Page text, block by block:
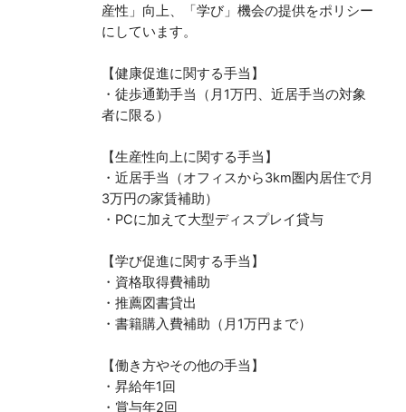
産性」向上、「学び」機会の提供をポリシー
にしています。
【健康促進に関する手当】
・徒歩通勤手当（月1万円、近居手当の対象
者に限る）
【生産性向上に関する手当】
・近居手当（オフィスから3km圏内居住で月
3万円の家賃補助）
・PCに加えて大型ディスプレイ貸与
【学び促進に関する手当】
・資格取得費補助
・推薦図書貸出
・書籍購入費補助（月1万円まで）
【働き方やその他の手当】
・昇給年1回
・賞与年2回